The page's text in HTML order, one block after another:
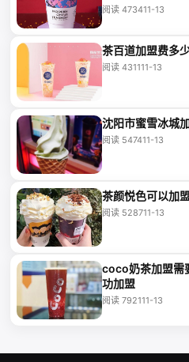
阅读 473411-13
茶百道加盟费多
阅读 431111-13
沈阳市蜜雪冰城
阅读 547411-13
茶颜悦色可以加
阅读 528711-13
coco奶茶加盟需
功加盟
阅读 792111-13